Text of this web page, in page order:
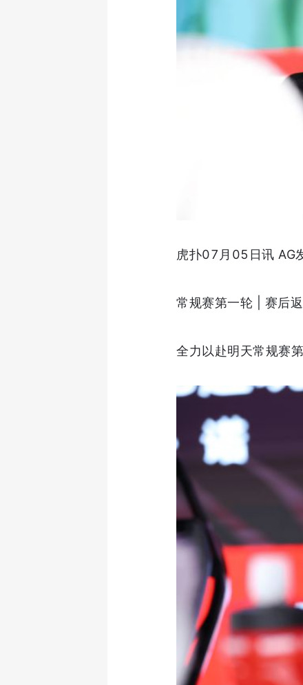
虎扑07月05日讯 AG
常规赛第一轮 | 赛后
全力以赴明天常规赛